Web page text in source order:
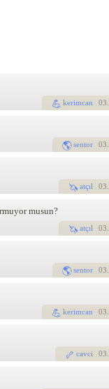
kerimcan 03
sentor 03
atçıl 03
musun?
atçıl 03
sentor 03
kerimcan 03
cavci 03